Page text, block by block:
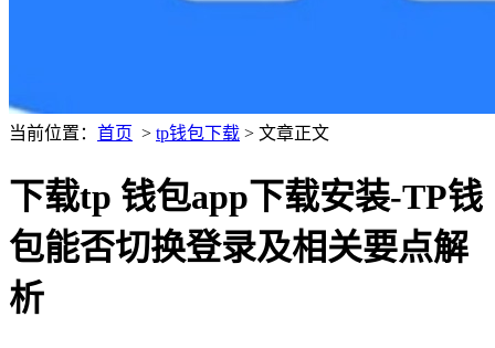
当前位置： 首页 > tp钱包下载 > 文章正文
下载tp 钱包app下载安装-TP钱
包能否切换登录及相关要点解
析